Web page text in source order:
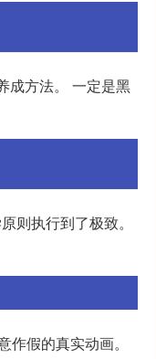
成方法。 一定是黑
则执行到了极致。
假的真实动画。